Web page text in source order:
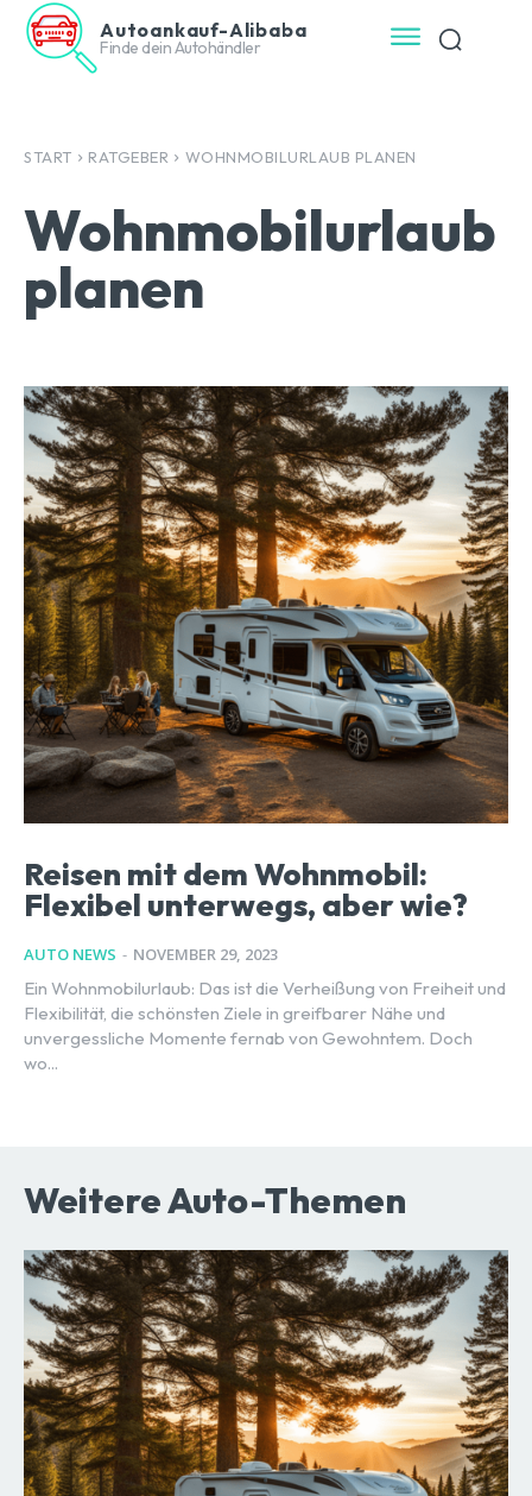
Autoankauf-Alibaba
Finde dein Autohändler
START RATGEBER WOHNMOBILURLAUB PLANEN
Wohnmobilurlaub
planen
Reisen mit dem Wohnmobil:
Flexibel unterwegs, aber wie?
AUTO NEWS - NOVEMBER 29, 2023
Ein Wohnmobilurlaub: Das ist die Verheißung von Freiheit und
Flexibilität, die schönsten Ziele in greifbarer Nähe und
unvergessliche Momente fernab von Gewohntem. Doch
wo...
Weitere Auto-Themen